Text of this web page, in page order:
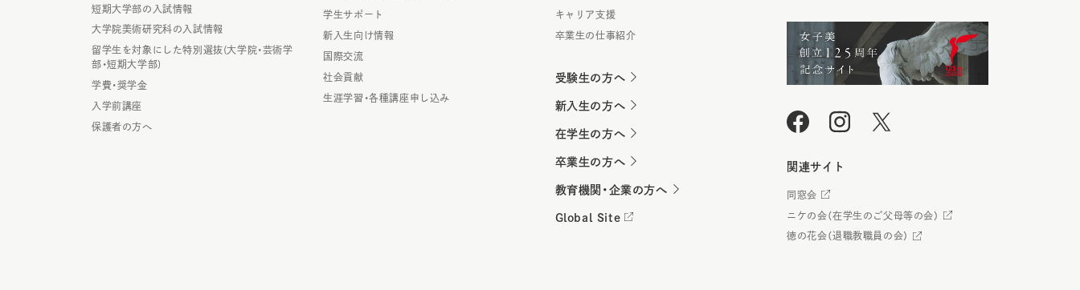
関連サイト
同窓会
ニケの会（在学生のご父母等の会）
徳の花会（退職教職員の会）
短期大学部の入試情報
大学院美術研究科の入試情報
留学生を対象にした特別選抜(大学院・芸術学
部・短期大学部)
学費・奨学金
入学前講座
保護者の方へ
学生サポート
新入生向け情報
国際交流
社会貢献
生涯学習・各種講座申し込み
キャリア支援
卒業生の仕事紹介
受験生の方へ
新入生の方へ
在学生の方へ
卒業生の方へ
教育機関・企業の方へ
Global Site